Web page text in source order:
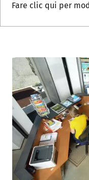
Fare clic qui per